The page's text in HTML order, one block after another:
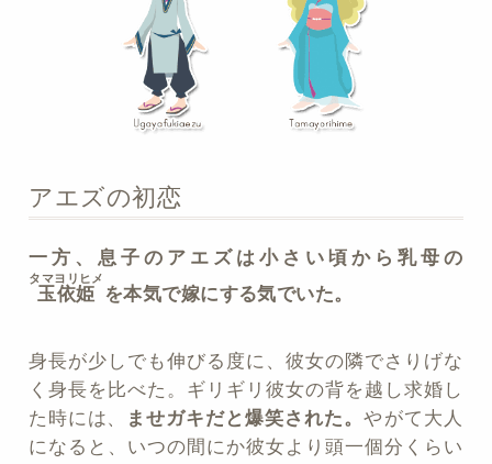
アエズの初恋
一方、息子のアエズは小さい頃から乳母の
玉依姫
タマヨリヒメ
を本気で嫁にする気でいた。
身長が少しでも伸びる度に、彼女の隣でさりげな
く身長を比べた。ギリギリ彼女の背を越し求婚し
た時には、
ませガキだと爆笑された。やがて大人
になると、いつの間にか彼女より頭一個分くらい